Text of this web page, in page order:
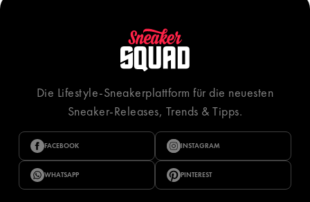
Die Lifestyle-Sneakerplattform für die neuesten
Sneaker-Releases, Trends & Tipps.
FACEBOOK INSTAGRAM
WHATSAPP PINTEREST